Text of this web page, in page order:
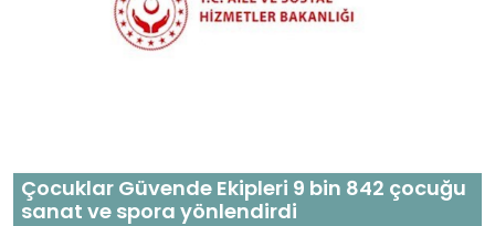
Çocuklar Güvende Ekipleri 9 bin 842 çocuğu
sanat ve spora yönlendirdi